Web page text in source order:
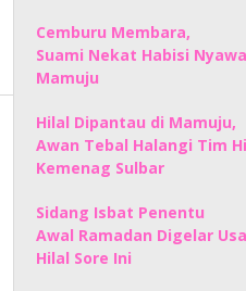
Cemburu Membara,
Suami Nekat Habisi
Mamuju
Hilal Dipantau di Mamuju,
Awan Tebal Halangi Tim
Kemenag Sulbar
Sidang Isbat Penentu
Awal Ramadan Digelar
Hilal Sore Ini